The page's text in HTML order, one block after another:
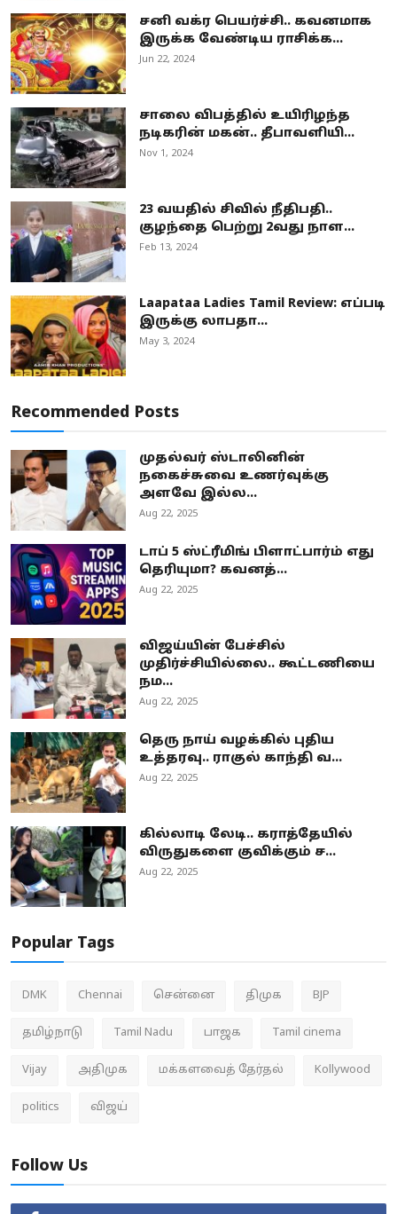
சனி வக்ர பெயர்ச்சி.. கவனமாக
இருக்க வேண்டிய ராசிக்க...
Jun 22, 2024
சாலை விபத்தில் உயிரிழந்த
நடிகரின் மகன்.. தீபாவளியி...
Nov 1, 2024
23 வயதில் சிவில் நீதிபதி..
குழந்தை பெற்று 2வது நாள...
Feb 13, 2024
Laapataa Ladies Tamil Review: எப்படி
இருக்கு லாபதா...
May 3, 2024
Recommended Posts
முதல்வர் ஸ்டாலினின்
நகைச்சுவை உணர்வுக்கு
அளவே இல்ல...
Aug 22, 2025
டாப் 5 ஸ்ட்ரீமிங் பிளாட்பார்ம் எது
தெரியுமா? கவனத்...
Aug 22, 2025
விஜய்யின் பேச்சில்
முதிர்ச்சியில்லை.. கூட்டணியை
நம...
Aug 22, 2025
தெரு நாய் வழக்கில் புதிய
உத்தரவு.. ராகுல் காந்தி வ...
Aug 22, 2025
கில்லாடி லேடி.. கராத்தேயில்
விருதுகளை குவிக்கும் ச...
Aug 22, 2025
Popular Tags
DMK Chennai சென்னை திமுக BJP
தமிழ்நாடு Tamil Nadu பாஜக Tamil cinema
Vijay அதிமுக மக்களவைத் தேர்தல் Kollywood
politics விஜய்
Follow Us